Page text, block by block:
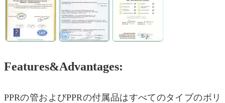
Features&Advantages:
PPRの管およびPPRの付属品はすべてのタイプのポリ